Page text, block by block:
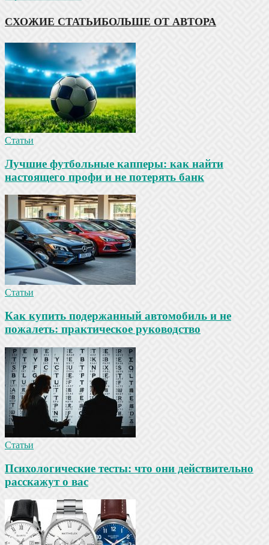
СХОЖИЕ СТАТЬИБОЛЬШЕ ОТ АВТОРА
Статьи
Лучшие футбольные капперы: как найти
настоящего профи и не потерять банк
Статьи
Как купить подержанный автомобиль и не
пожалеть: практическое руководство
Статьи
Психологические тесты: что они действительно
расскажут о вас